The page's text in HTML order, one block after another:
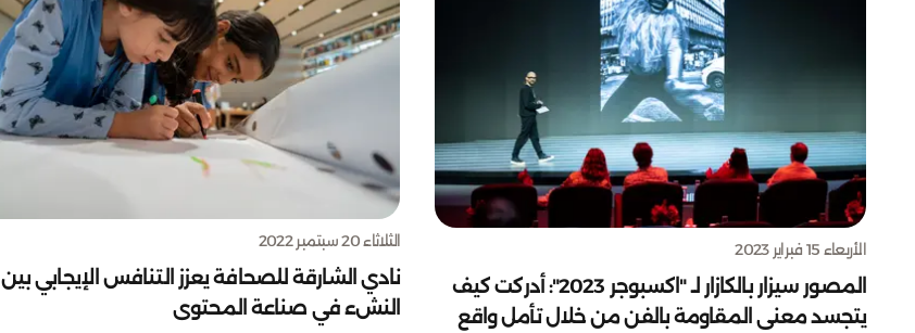
الأربعاء 15 فبراير 2023
المصور سيزار بالكازار لـ "اكسبوجر 2023": أدركت كيف
يتجسد معنى المقاومة بالفن من خلال تأمل واقع
الثلاثاء 20 سبتمبر 2022
نادي الشارقة للصحافة يعزز التنافس الإيجابي بين
النشء في صناعة المحتوى